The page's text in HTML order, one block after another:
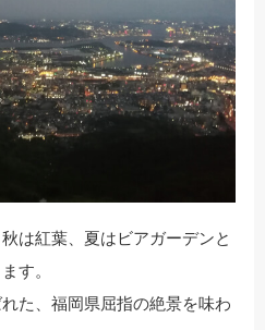
は紅葉、夏はビアガーデンと
す。
た、福岡県屈指の絶景を味わ